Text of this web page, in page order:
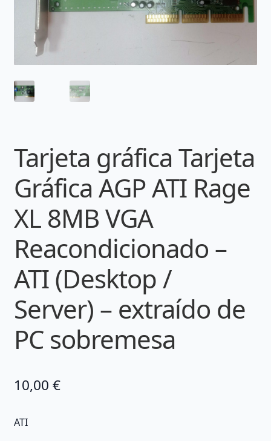
Tarjeta gráfica Tarjeta
Gráfica AGP ATI Rage
XL 8MB VGA
Reacondicionado –
ATI (Desktop /
Server) – extraído de
PC sobremesa
10,00 €
ATI